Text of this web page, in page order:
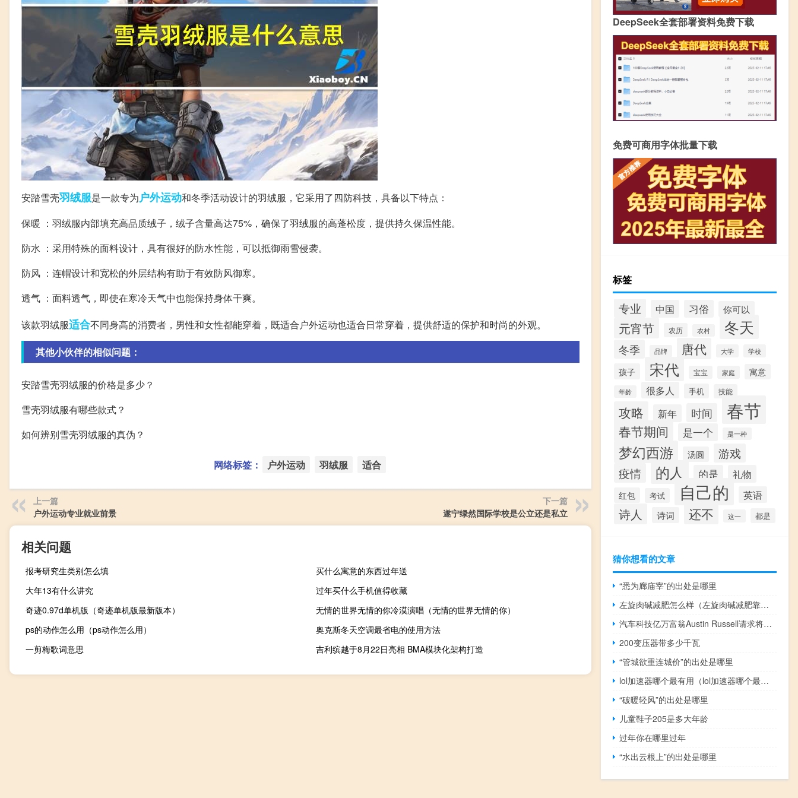
安踏雪壳羽绒服是一款专为户外运动和冬季活动设计的羽绒服，它采用了四防科技，具备以下特点：
保暖 ：羽绒服内部填充高品质绒子，绒子含量高达75%，确保了羽绒服的高蓬松度，提供持久保温性能。
防水 ：采用特殊的面料设计，具有很好的防水性能，可以抵御雨雪侵袭。
防风 ：连帽设计和宽松的外层结构有助于有效防风御寒。
透气 ：面料透气，即使在寒冷天气中也能保持身体干爽。
该款羽绒服适合不同身高的消费者，男性和女性都能穿着，既适合户外运动也适合日常穿着，提供舒适的保护和时尚的外观。
其他小伙伴的相似问题：
安踏雪壳羽绒服的价格是多少？
雪壳羽绒服有哪些款式？
如何辨别雪壳羽绒服的真伪？
网络标签： 户外运动 羽绒服 适合
上一篇
户外运动专业就业前景
下一篇
遂宁绿然国际学校是公立还是私立
相关问题
报考研究生类别怎么填
买什么寓意的东西过年送
大年13有什么讲究
过年买什么手机值得收藏
奇迹0.97d单机版（奇迹单机版最新版本）
无情的世界无情的你冷漠演唱（无情的世界无情的你）
ps的动作怎么用（ps动作怎么用）
奥克斯冬天空调最省电的使用方法
一剪梅歌词意思
吉利缤越于8月22日亮相 BMA模块化架构打造
DeepSeek全套部署资料免费下载
免费可商用字体批量下载
标签
专业 中国 习俗 你可以
元宵节 农历 农村 冬天
冬季 品牌 唐代 大学 学校
孩子 宋代 宝宝 家庭 寓意
年龄 很多人 手机 技能
攻略 新年 时间 春节
春节期间 是一个 是一种
梦幻西游 汤圆 游戏
疫情 的人 的是 礼物
红包 考试 自己的 英语
诗人 诗词 还不 这一 都是
猜你想看的文章
“悉为廊庙宰”的出处是哪里
左旋肉碱减肥怎么样（左旋肉碱减肥靠谱吗）
汽车科技亿万富翁Austin Russell请求将其出价8亿美元价格收购福布斯多数股权这一交易截止的时间进一步延后福布斯的拥有者同意延期两周
200变压器带多少千瓦
“管城欲重连城价”的出处是哪里
lol加速器哪个最有用（lol加速器哪个最好）
“破暖轻风”的出处是哪里
儿童鞋子205是多大年龄
过年你在哪里过年
“水出云根上”的出处是哪里